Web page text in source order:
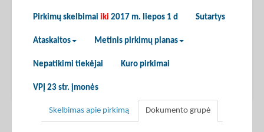
Pirkimų skelbimai iki 2017 m. liepos 1 d Sutartys
Ataskaitos Metinis pirkimų planas
Nepatikimi tiekėjai Kuro pirkimai
VPĮ 23 str. įmonės
Skelbimas apie pirkimą Dokumento grupė